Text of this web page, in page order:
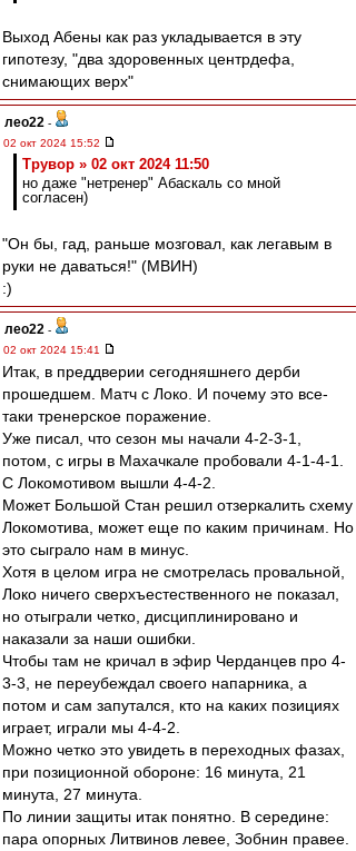
Выход Абены как раз укладывается в эту
гипотезу, "два здоровенных центрдефа,
снимающих верх"
лео22 -
02 окт 2024 15:52
Трувор » 02 окт 2024 11:50
но даже "нетренер" Абаскаль со мной
согласен)
"Он бы, гад, раньше мозговал, как легавым в
руки не даваться!" (МВИН)
:)
лео22 -
02 окт 2024 15:41
Итак, в преддверии сегодняшнего дерби
прошедшем. Матч с Локо. И почему это все-
таки тренерское поражение.
Уже писал, что сезон мы начали 4-2-3-1,
потом, с игры в Махачкале пробовали 4-1-4-1.
С Локомотивом вышли 4-4-2.
Может Большой Стан решил отзеркалить схему
Локомотива, может еще по каким причинам. Но
это сыграло нам в минус.
Хотя в целом игра не смотрелась провальной,
Локо ничего сверхъестественного не показал,
но отыграли четко, дисциплинировано и
наказали за наши ошибки.
Чтобы там не кричал в эфир Черданцев про 4-
3-3, не переубеждал своего напарника, а
потом и сам запутался, кто на каких позициях
играет, играли мы 4-4-2.
Можно четко это увидеть в переходных фазах,
при позиционной обороне: 16 минута, 21
минута, 27 минута.
По линии защиты итак понятно. В середине:
пара опорных Литвинов левее, Зобнин правее.